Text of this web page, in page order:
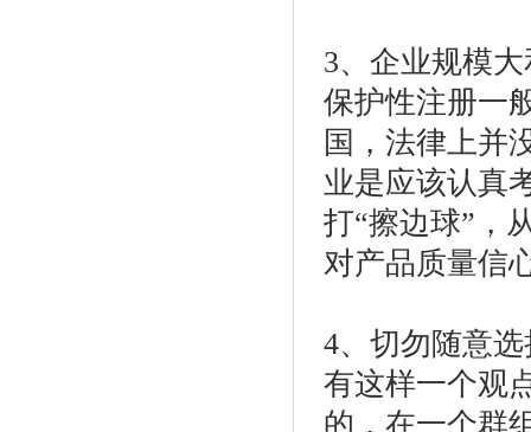
3、企业规模
保护性注册一
国，法律上并
业是应该认真
打“擦边球”，
对产品质量信
4、切勿随意
有这样一个观
的，在一个群